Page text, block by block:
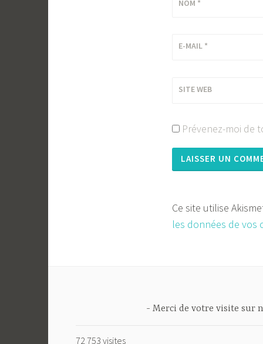
NOM *
E-MAIL *
SITE WEB
Prévenez-moi de
Ce site utilise
les données de vos
Merci de votre visite sur
72 753 visites